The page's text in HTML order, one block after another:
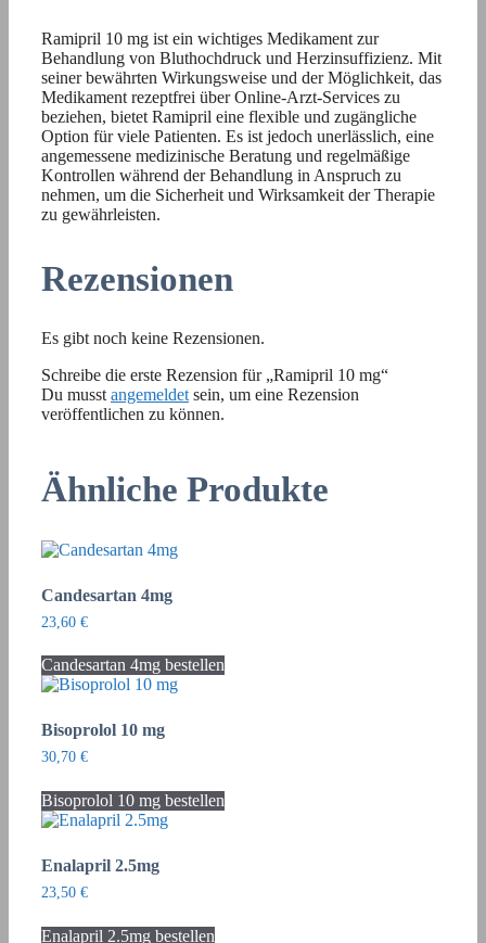
Ramipril 10 mg ist ein wichtiges Medikament zur
Behandlung von Bluthochdruck und Herzinsuffizienz. Mit
seiner bewährten Wirkungsweise und der Möglichkeit, das
Medikament rezeptfrei über Online-Arzt-Services zu
beziehen, bietet Ramipril eine flexible und zugängliche
Option für viele Patienten. Es ist jedoch unerlässlich, eine
angemessene medizinische Beratung und regelmäßige
Kontrollen während der Behandlung in Anspruch zu
nehmen, um die Sicherheit und Wirksamkeit der Therapie
zu gewährleisten.
Rezensionen
Es gibt noch keine Rezensionen.
Schreibe die erste Rezension für „Ramipril 10 mg“
Du musst angemeldet sein, um eine Rezension
veröffentlichen zu können.
Ähnliche Produkte
Candesartan 4mg
23,60 €
Candesartan 4mg bestellen
Bisoprolol 10 mg
30,70 €
Bisoprolol 10 mg bestellen
Enalapril 2.5mg
23,50 €
Enalapril 2.5mg bestellen